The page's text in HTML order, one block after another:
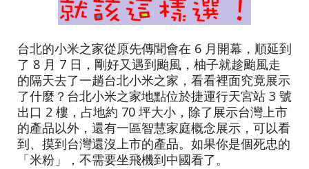
台北的小米之家從原先傳聞會在 6 月開幕，順延到
了 8 月 7 日，剛好又遇到颱風，柚子就趁颱風走
的隔天去了一趟台北小米之家，看看裡面究竟展示
了什麼？台北小米之家地點位於捷運行天宮站 3 號
出口 2 樓，占地約 70 坪大小，除了展示台灣上市
的產品以外，還有一區智慧家庭概念展示，可以看
到、摸到台灣還沒上市的產品。如果你是個死忠的
「米粉」，不需要坐飛機到中國看了。